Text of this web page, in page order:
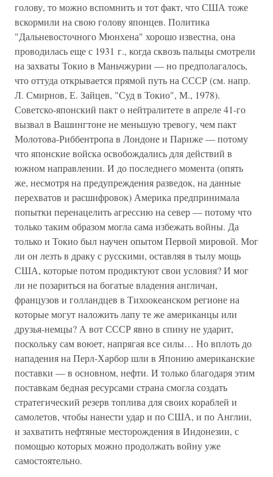
голову, то можно вспомнить и тот факт, что США тоже
вскормили на свою голову японцев. Политика
"Дальневосточного Мюнхена" хорошо известна, она
проводилась еще с 1931 г., когда сквозь пальцы смотрели
на захваты Токио в Маньчжурии — но предполагалось,
что оттуда открывается прямой путь на СССР (см. напр.
Л. Смирнов, Е. Зайцев, "Суд в Токио", М., 1978).
Советско-японский пакт о нейтралитете в апреле 41-го
вызвал в Вашингтоне не меньшую тревогу, чем пакт
Молотова-Риббентропа в Лондоне и Париже — потому
что японские войска освобождались для действий в
южном направлении. И до последнего момента (опять
же, несмотря на предупреждения разведок, на данные
перехватов и расшифровок) Америка предпринимала
попытки перенацелить агрессию на север — потому что
только таким образом могла сама избежать войны. Да
только и Токио был научен опытом Первой мировой. Мог
ли он лезть в драку с русскими, оставляя в тылу мощь
США, которые потом продиктуют свои условия? И мог
ли не позариться на богатые владения англичан,
французов и голландцев в Тихоокеанском регионе на
которые могут наложить лапу те же американцы или
друзья-немцы? А вот СССР явно в спину не ударит,
поскольку сам воюет, напрягая все силы… Но вплоть до
нападения на Перл-Харбор шли в Японию американские
поставки — в основном, нефти. И только благодаря этим
поставкам бедная ресурсами страна смогла создать
стратегический резерв топлива для своих кораблей и
самолетов, чтобы нанести удар и по США, и по Англии,
и захватить нефтяные месторождения в Индонезии, с
помощью которых можно продолжать войну уже
самостоятельно.